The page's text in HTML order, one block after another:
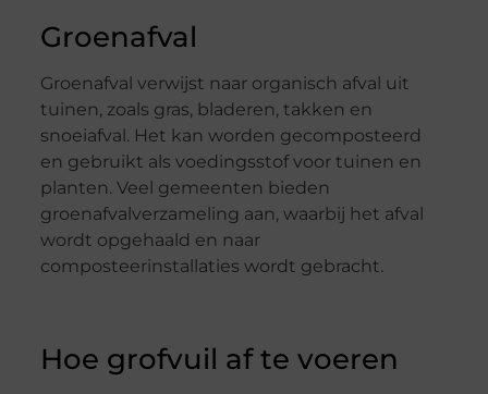
Groenafval
Groenafval verwijst naar organisch afval uit
tuinen, zoals gras, bladeren, takken en
snoeiafval. Het kan worden gecomposteerd
en gebruikt als voedingsstof voor tuinen en
planten. Veel gemeenten bieden
groenafvalverzameling aan, waarbij het afval
wordt opgehaald en naar
composteerinstallaties wordt gebracht.
Hoe grofvuil af te voeren